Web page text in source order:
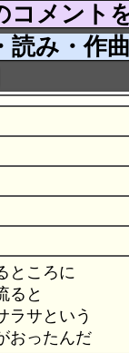
コメント
読み・作
ところに
ると
サという
おったんだ